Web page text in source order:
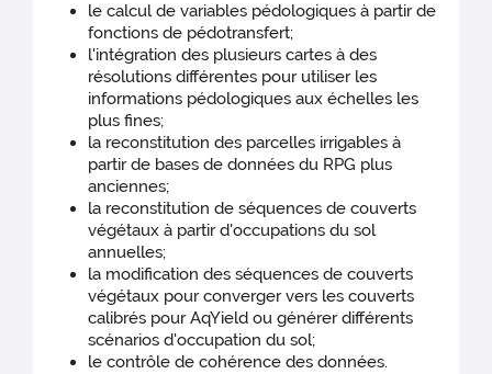
le calcul de variables pédologiques à partir de
fonctions de pédotransfert;
l'intégration des plusieurs cartes à des
résolutions différentes pour utiliser les
informations pédologiques aux échelles les
plus fines;
la reconstitution des parcelles irrigables à
partir de bases de données du RPG plus
anciennes;
la reconstitution de séquences de couverts
végétaux à partir d'occupations du sol
annuelles;
la modification des séquences de couverts
végétaux pour converger vers les couverts
calibrés pour AqYield ou générer différents
scénarios d'occupation du sol;
le contrôle de cohérence des données.